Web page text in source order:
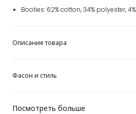
Посмотреть больше
Booties: 62% cotton, 34% polyester,
Описание товара
Фасон и стиль